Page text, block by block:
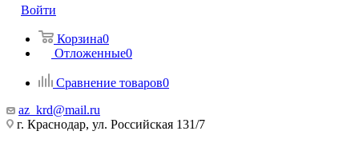
Войти
Корзина0
Отложенные0
Сравнение товаров0
az_krd@mail.ru
г. Краснодар, ул. Российская 131/7